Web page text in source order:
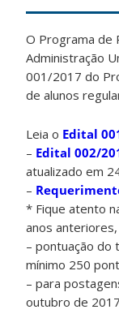
O Programa de
Administração
001/2017 do
de alunos
Leia o Edital
– Edital 002/
atualizado em
–
* Fique atento
anos
– pontuação do
mínimo 250
– para
outubro de